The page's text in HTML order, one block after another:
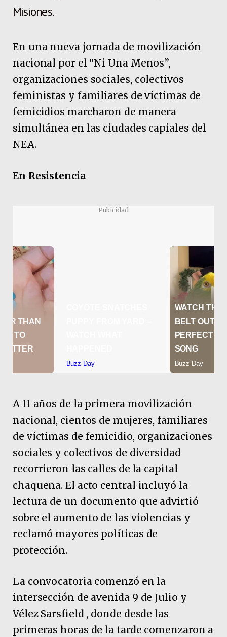
Misiones.
En una nueva jornada de movilización
nacional por el “Ni Una Menos”,
organizaciones sociales, colectivos
feministas y familiares de víctimas de
femicidios marcharon de manera
simultánea en las ciudades capiales del
NEA.
En Resistencia
Pubicidad
A 11 años de la primera movilización
nacional, cientos de mujeres, familiares
de víctimas de femicidio, organizaciones
sociales y colectivos de diversidad
recorrieron las calles de la capital
chaqueña. El acto central incluyó la
lectura de un documento que advirtió
sobre el aumento de las violencias y
reclamó mayores políticas de
protección.
La convocatoria comenzó en la
intersección de avenida 9 de Julio y
Vélez Sarsfield , donde desde las
primeras horas de la tarde comenzaron a